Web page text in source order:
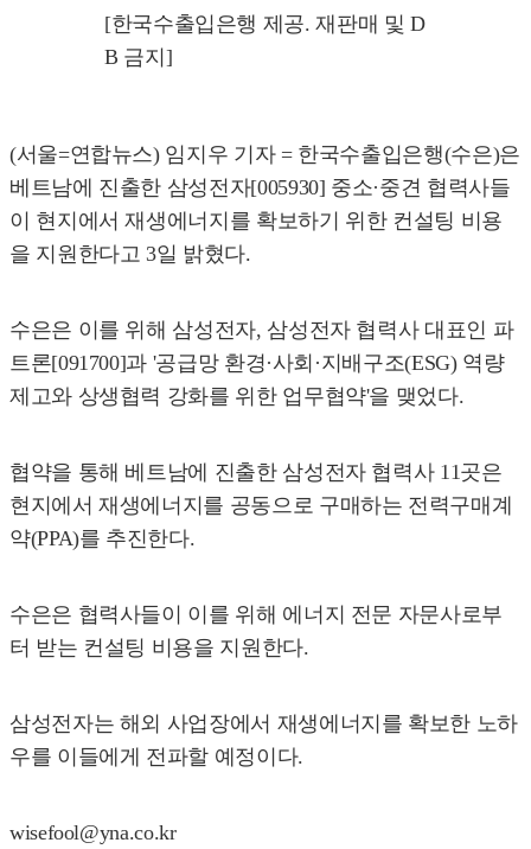
[한국수출입은행 제공. 재판매 및 D
B 금지]
(서울=연합뉴스) 임지우 기자 = 한국수출입은행(수은)은
베트남에 진출한 삼성전자[005930] 중소·중견 협력사들
이 현지에서 재생에너지를 확보하기 위한 컨설팅 비용
을 지원한다고 3일 밝혔다.
수은은 이를 위해 삼성전자, 삼성전자 협력사 대표인 파
트론[091700]과 '공급망 환경·사회·지배구조(ESG) 역량
제고와 상생협력 강화를 위한 업무협약'을 맺었다.
협약을 통해 베트남에 진출한 삼성전자 협력사 11곳은
현지에서 재생에너지를 공동으로 구매하는 전력구매계
약(PPA)를 추진한다.
수은은 협력사들이 이를 위해 에너지 전문 자문사로부
터 받는 컨설팅 비용을 지원한다.
삼성전자는 해외 사업장에서 재생에너지를 확보한 노하
우를 이들에게 전파할 예정이다.
wisefool@yna.co.kr